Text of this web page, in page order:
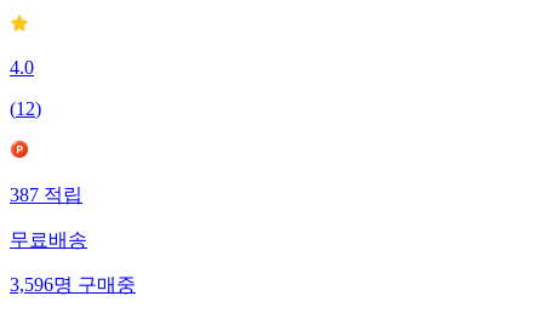
4.0
(12)
387적립
무료배송
3,596명구매중